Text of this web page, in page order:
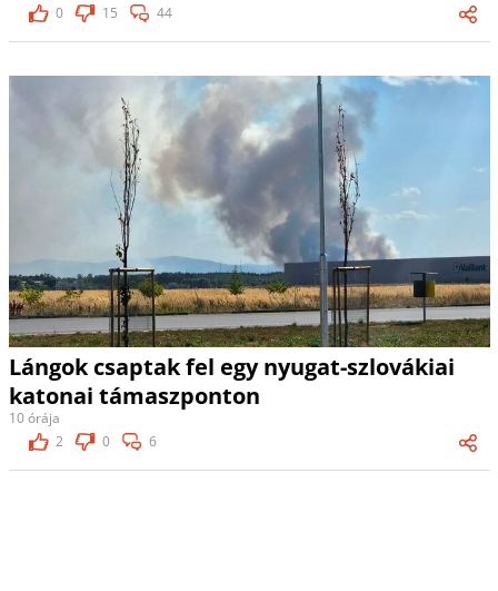
0
15 44
Lángok csaptak fel egy nyugat-szlovákiai
katonai támaszponton
10 órája
2
0 6